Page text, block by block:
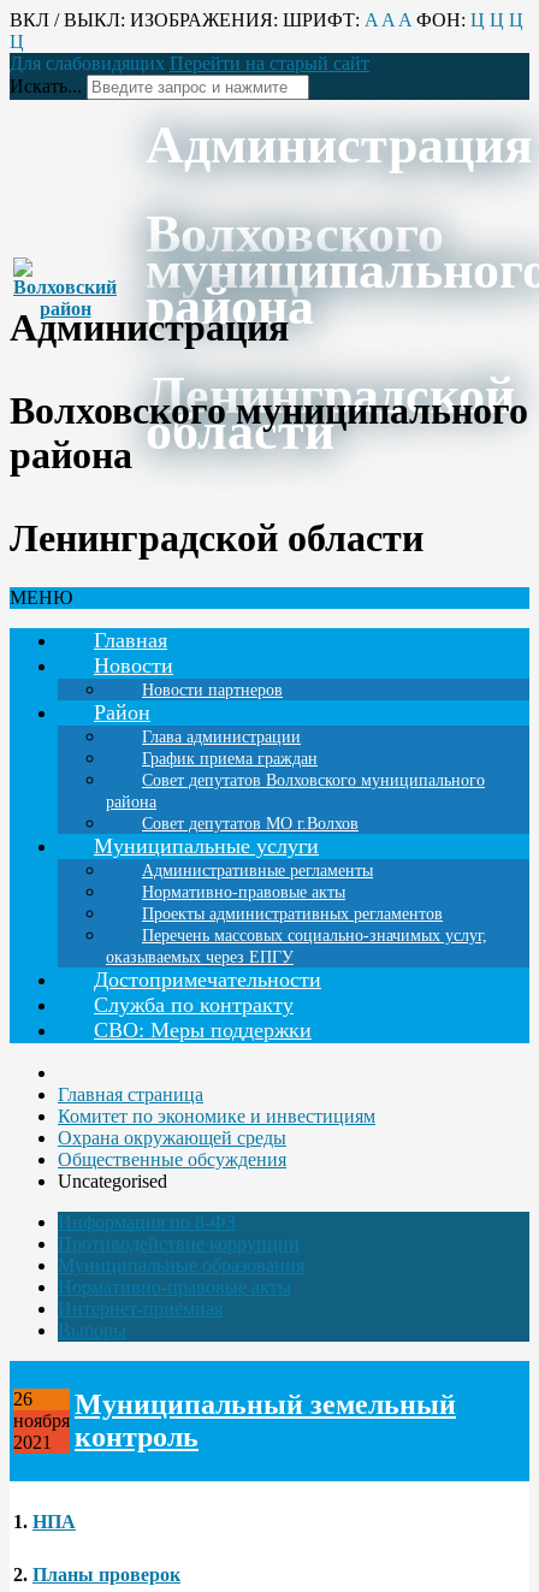
ВКЛ / ВЫКЛ: ИЗОБРАЖЕНИЯ: ШРИФТ: A A A ФОН: Ц Ц Ц
Ц
Для слабовидящих Перейти на старый сайт
Искать...
Администрация
Волховского
района
Ленинградской
области
Администрация
Волховского муниципального
района
Ленинградской области
МЕНЮ
Главная
Новости
Новости партнеров
Район
Глава администрации
График приема граждан
Совет депутатов Волховского муниципального
района
Совет депутатов МО г.Волхов
Муниципальные услуги
Административные регламенты
Нормативно-правовые акты
Проекты административных регламентов
Перечень массовых социально-значимых услуг,
оказываемых через ЕПГУ
Достопримечательности
Служба по контракту
СВО: Меры поддержки
Главная страница
Комитет по экономике и инвестициям
Охрана окружающей среды
Общественные обсуждения
Uncategorised
Информация по 8-ФЗ
Противодействие коррупции
Муниципальные образования
Нормативно-правовые акты
Интернет-приёмная
Выборы
26
ноября
2021
Муниципальный земельный
контроль
1. НПА
2. Планы проверок